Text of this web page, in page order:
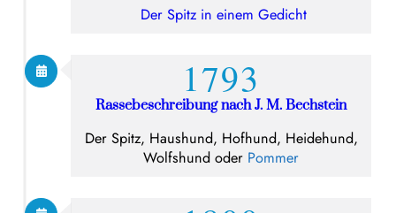
Der Spitz in einem Gedicht
1793
Rassebeschreibung nach J. M. Bechstein
Der Spitz, Haushund, Hofhund, Heidehund,
Wolfshund oder Pommer